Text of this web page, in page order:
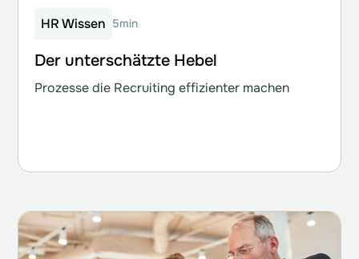
HR Wissen 5min
Der unterschätzte Hebel
Prozesse die Recruiting effizienter machen